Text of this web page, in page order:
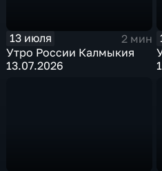
13 июля
2 мин
Утро России Калмыкия
13.07.2026